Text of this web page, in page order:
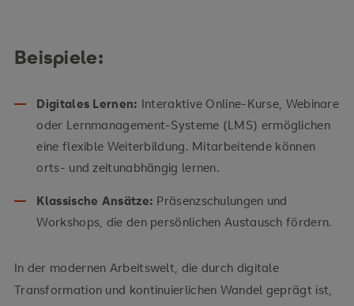
Beispiele:
Digitales Lernen: Interaktive Online-Kurse, Webinare
oder Lernmanagement-Systeme (LMS) ermöglichen
eine flexible Weiterbildung. Mitarbeitende können
orts- und zeitunabhängig lernen.
Klassische Ansätze: Präsenzschulungen und
Workshops, die den persönlichen Austausch fördern.
In der modernen Arbeitswelt, die durch digitale
Transformation und kontinuierlichen Wandel geprägt ist,